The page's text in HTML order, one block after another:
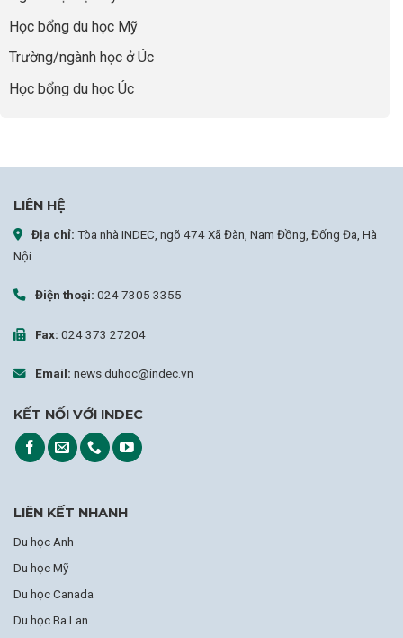
sự
Học bổng du học Mỹ
Trường/ngành học ở Úc
Học bổng du học Úc
LIÊN HỆ
Địa chỉ: Tòa nhà INDEC, ngõ 474 Xã Đàn, Nam Đồng, Đống Đa, Hà
Nội
Điện thoại: 024 7305 3355
Fax: 024 373 27204
Email: news.duhoc@indec.vn
KẾT NỐI VỚI INDEC
LIÊN KẾT NHANH
Du học Anh
Du học Mỹ
Du học Canada
Du học Ba Lan